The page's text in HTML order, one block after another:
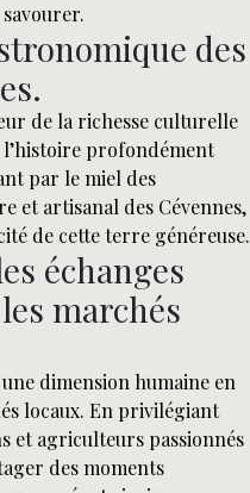
des
de la richesse culturelle
l’histoire profondément
par le miel des
et artisanal des Cévennes,
de cette terre généreuse.
échanges
marchés
dimension humaine en
locaux. En privilégiant
et agriculteurs passionnés
des moments